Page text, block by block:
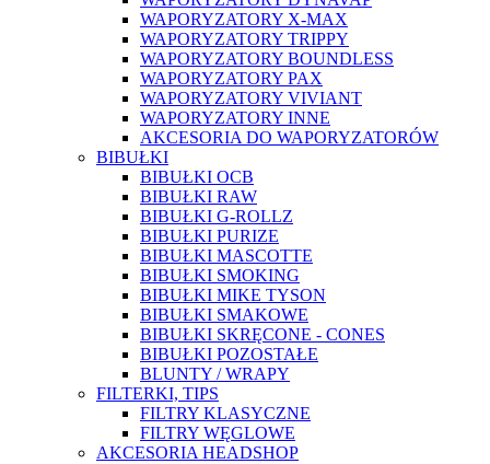
WAPORYZATORY X-MAX
WAPORYZATORY TRIPPY
WAPORYZATORY BOUNDLESS
WAPORYZATORY PAX
WAPORYZATORY VIVIANT
WAPORYZATORY INNE
AKCESORIA DO WAPORYZATORÓW
BIBUŁKI
BIBUŁKI OCB
BIBUŁKI RAW
BIBUŁKI G-ROLLZ
BIBUŁKI PURIZE
BIBUŁKI MASCOTTE
BIBUŁKI SMOKING
BIBUŁKI MIKE TYSON
BIBUŁKI SMAKOWE
BIBUŁKI SKRĘCONE - CONES
BIBUŁKI POZOSTAŁE
BLUNTY / WRAPY
FILTERKI, TIPS
FILTRY KLASYCZNE
FILTRY WĘGLOWE
AKCESORIA HEADSHOP